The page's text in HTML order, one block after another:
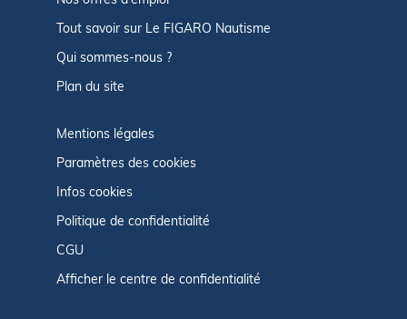
Tout savoir sur Le FIGARO Nautisme
Qui sommes-nous ?
Plan du site
Mentions légales
Paramètres des cookies
Infos cookies
Politique de confidentialité
CGU
Afficher le centre de confidentialité